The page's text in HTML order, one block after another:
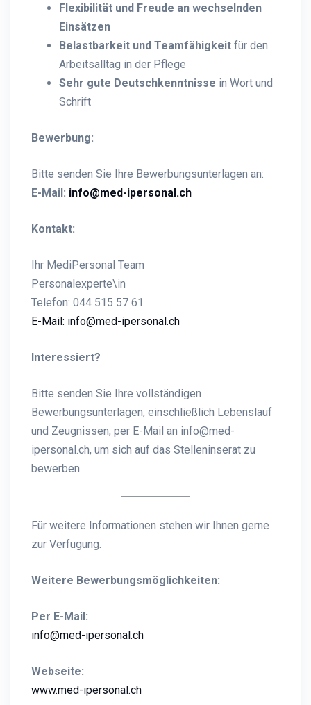
Flexibilität und Freude an wechselnden
Einsätzen
Belastbarkeit und Teamfähigkeit für den
Arbeitsalltag in der Pflege
Sehr gute Deutschkenntnisse in Wort und
Schrift
Bewerbung:
Bitte senden Sie Ihre Bewerbungsunterlagen an:
E-Mail: info@med-ipersonal.ch
Kontakt:
Ihr MediPersonal Team
Personalexperte\in
Telefon: 044 515 57 61
E-Mail: info@med-ipersonal.ch
Interessiert?
Bitte senden Sie Ihre vollständigen
Bewerbungsunterlagen, einschließlich Lebenslauf
und Zeugnissen, per E-Mail an info@med-
ipersonal.ch, um sich auf das Stelleninserat zu
bewerben.
Für weitere Informationen stehen wir Ihnen gerne
zur Verfügung.
Weitere Bewerbungsmöglichkeiten:
Per E-Mail:
info@med-ipersonal.ch
Webseite:
www.med-ipersonal.ch